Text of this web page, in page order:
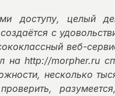
доступу, целый
с
веб-
на http://morpher.ru
несколько